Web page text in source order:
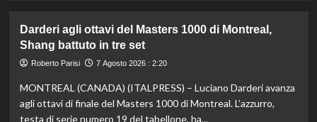
nella
gara
maschile
Nazionale,
ecco
lo
di
Mancini:
Bollini
Darderi agli ottavi del Masters 1000 di Montreal,
Shang battuto in tre set
Roberto Parisi 7 Agosto 2026 : 2:20
MONTREAL (CANADA) (ITALPRESS) – Luciano Darderi avanza
agli ottavi di finale del Masters 1000 di Montreal. L’azzurro,
testa di serie numero 19 del tabellone, ha...